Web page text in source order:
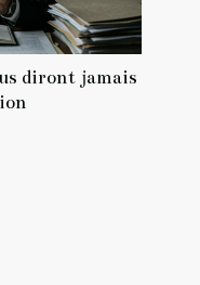
diront jamais